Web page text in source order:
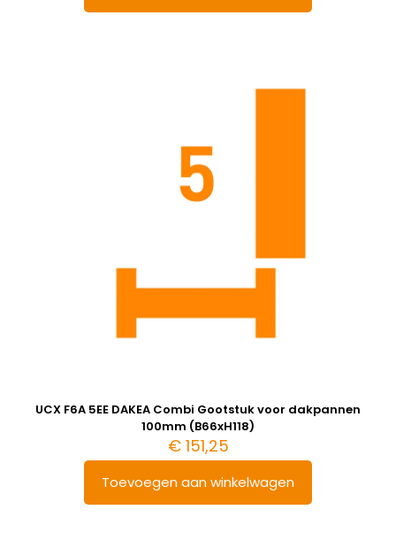
UCX F6A 5EE DAKEA Combi Gootstuk voor dakpannen
100mm (B66xH118)
€151,25
Toevoegen aan winkelwagen